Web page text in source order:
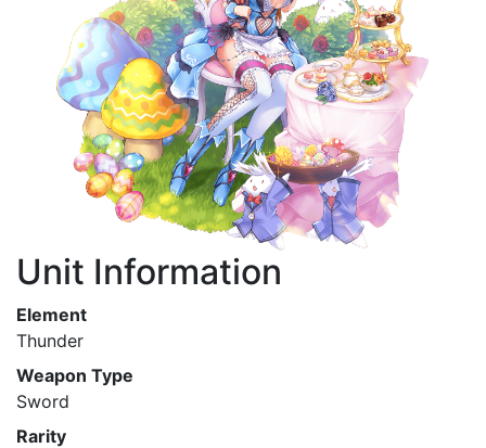
Unit Information
Element
Thunder
Weapon Type
Sword
Rarity